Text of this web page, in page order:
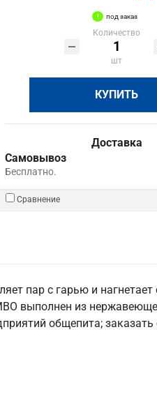
под заказ
Количество
шт
КУПИТЬ
Доставка
Самовывоз
Бесплатно.
Сравнение
пар с гарью и нагнетает
выполнен из
общепита; заказать